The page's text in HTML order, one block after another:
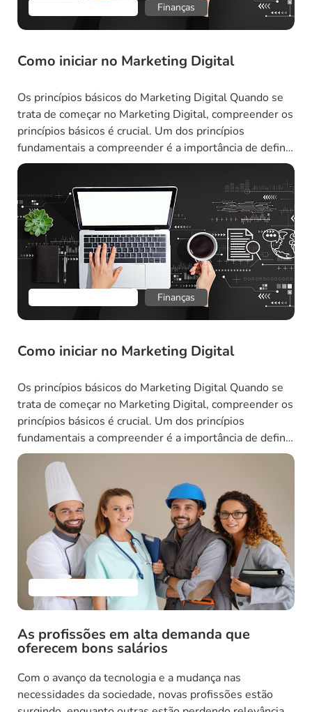
Finanças
Como iniciar no Marketing Digital
Os princípios básicos do Marketing Digital Quando se
trata de começar no Marketing Digital, compreender os
princípios básicos é crucial. Um dos princípios
fundamentais a compreender é a importância de definir
o seu público-alvo. Antes de lançar qualquer campanha
de Marketing Digital, é essencial determinar quem são
seus clientes ideais e quais são suas necessidades, […]
Finanças
Como iniciar no Marketing Digital
Os princípios básicos do Marketing Digital Quando se
trata de começar no Marketing Digital, compreender os
princípios básicos é crucial. Um dos princípios
fundamentais a compreender é a importância de definir
o seu público-alvo. Antes de lançar qualquer campanha
de Marketing Digital, é essencial determinar quem são
seus clientes ideais e quais são suas necessidades, […]
As profissões em alta demanda que
oferecem bons salários
Com o avanço da tecnologia e a mudança nas
necessidades da sociedade, novas profissões estão